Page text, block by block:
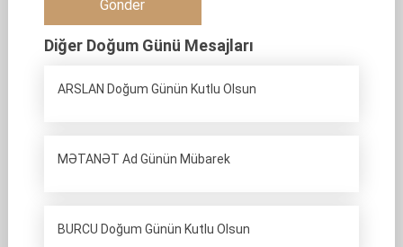
Diğer Doğum Günü Mesajları
ARSLAN Doğum Günün Kutlu Olsun
MƏTANƏT Ad Günün Mübarek
BURCU Doğum Günün Kutlu Olsun